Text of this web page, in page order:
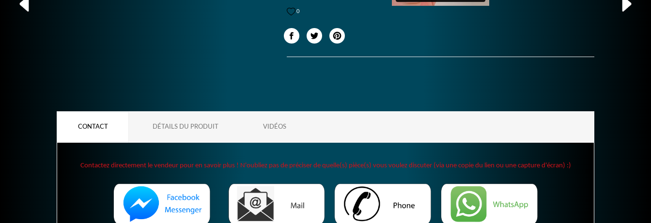
0
CONTACT DÉTAILS DU PRODUIT VIDÉOS
Contactez directement le vendeur pour en savoir plus ! N'oubliez pas de préciser de quelle(s) pièce(s) vous voulez discuter (via une copie du lien ou une capture d'écran) :)